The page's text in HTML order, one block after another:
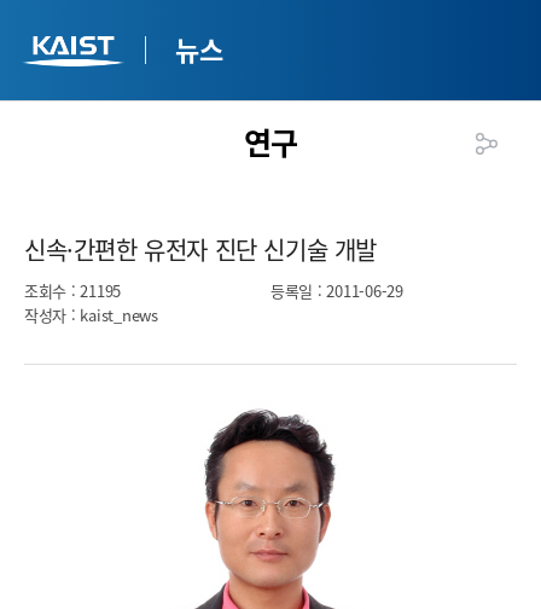
뉴스
연구
신속·간편한 유전자 진단 신기술 개발​
조회수 : 21195 등록일 : 2011-06-29
작성자 : kaist_news